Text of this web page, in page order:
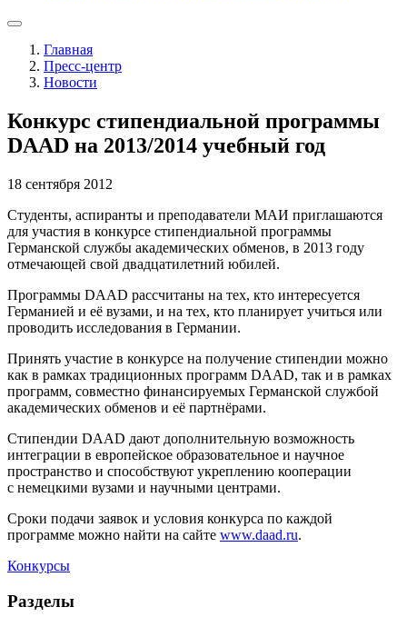
Главная
Пресс-центр
Новости
Конкурс стипендиальной программы
DAAD на 2013/2014 учебный год
18 сентября 2012
Студенты, аспиранты и преподаватели МАИ приглашаются
для участия в конкурсе стипендиальной программы
Германской службы академических обменов, в 2013 году
отмечающей свой двадцатилетний юбилей.
Программы DAAD рассчитаны на тех, кто интересуется
Германией и её вузами, и на тех, кто планирует учиться или
проводить исследования в Германии.
Принять участие в конкурсе на получение стипендии можно
как в рамках традиционных программ DAAD, так и в рамках
программ, совместно финансируемых Германской службой
академических обменов и её партнёрами.
Стипендии DAAD дают дополнительную возможность
интеграции в европейское образовательное и научное
пространство и способствуют укреплению кооперации
с немецкими вузами и научными центрами.
Сроки подачи заявок и условия конкурса по каждой
программе можно найти на сайте www.daad.ru.
Конкурсы
Разделы